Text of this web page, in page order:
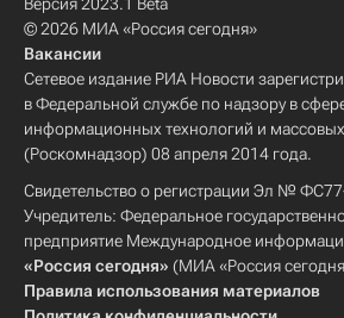
© 2026 МИА «Россия сегодня»
Вакансии
Сетевое издание РИА Новости
в Федеральной службе по надзору в
информационных технологий и
(Роскомнадзор) 08 апреля 2014 года.
Свидетельство о регистрации Эл №
Учредитель: Федеральное
предприятие Международное
«Россия сегодня» (МИА «Россия
Правила использования материалов